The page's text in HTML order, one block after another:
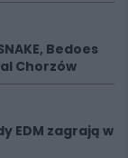
Bedoes
Chorzów
EDM zagrają w